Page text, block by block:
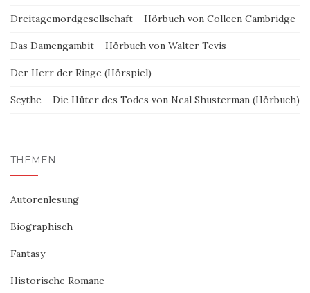
Dreitagemordgesellschaft – Hörbuch von Colleen Cambridge
Das Damengambit – Hörbuch von Walter Tevis
Der Herr der Ringe (Hörspiel)
Scythe – Die Hüter des Todes von Neal Shusterman (Hörbuch)
THEMEN
Autorenlesung
Biographisch
Fantasy
Historische Romane